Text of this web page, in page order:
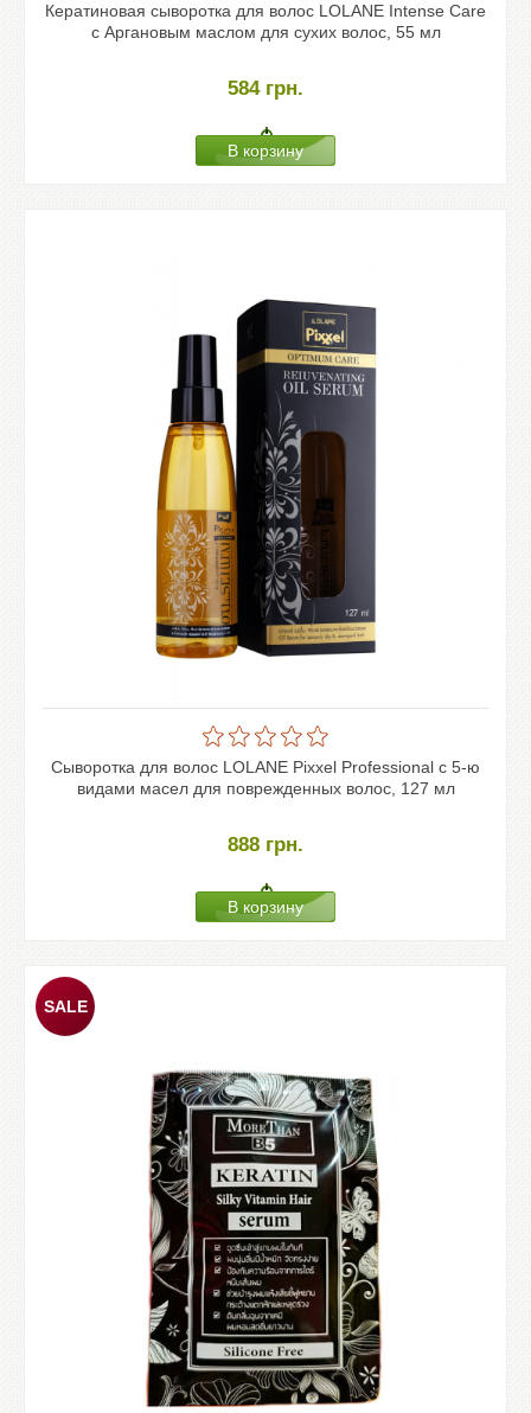
Кератиновая сыворотка для волос LOLANE Intense Care
с Аргановым маслом для сухих волос, 55 мл
584 грн.
Сыворотка для волос LOLANE Pixxel Professional с 5-ю
видами масел для поврежденных волос, 127 мл
888 грн.